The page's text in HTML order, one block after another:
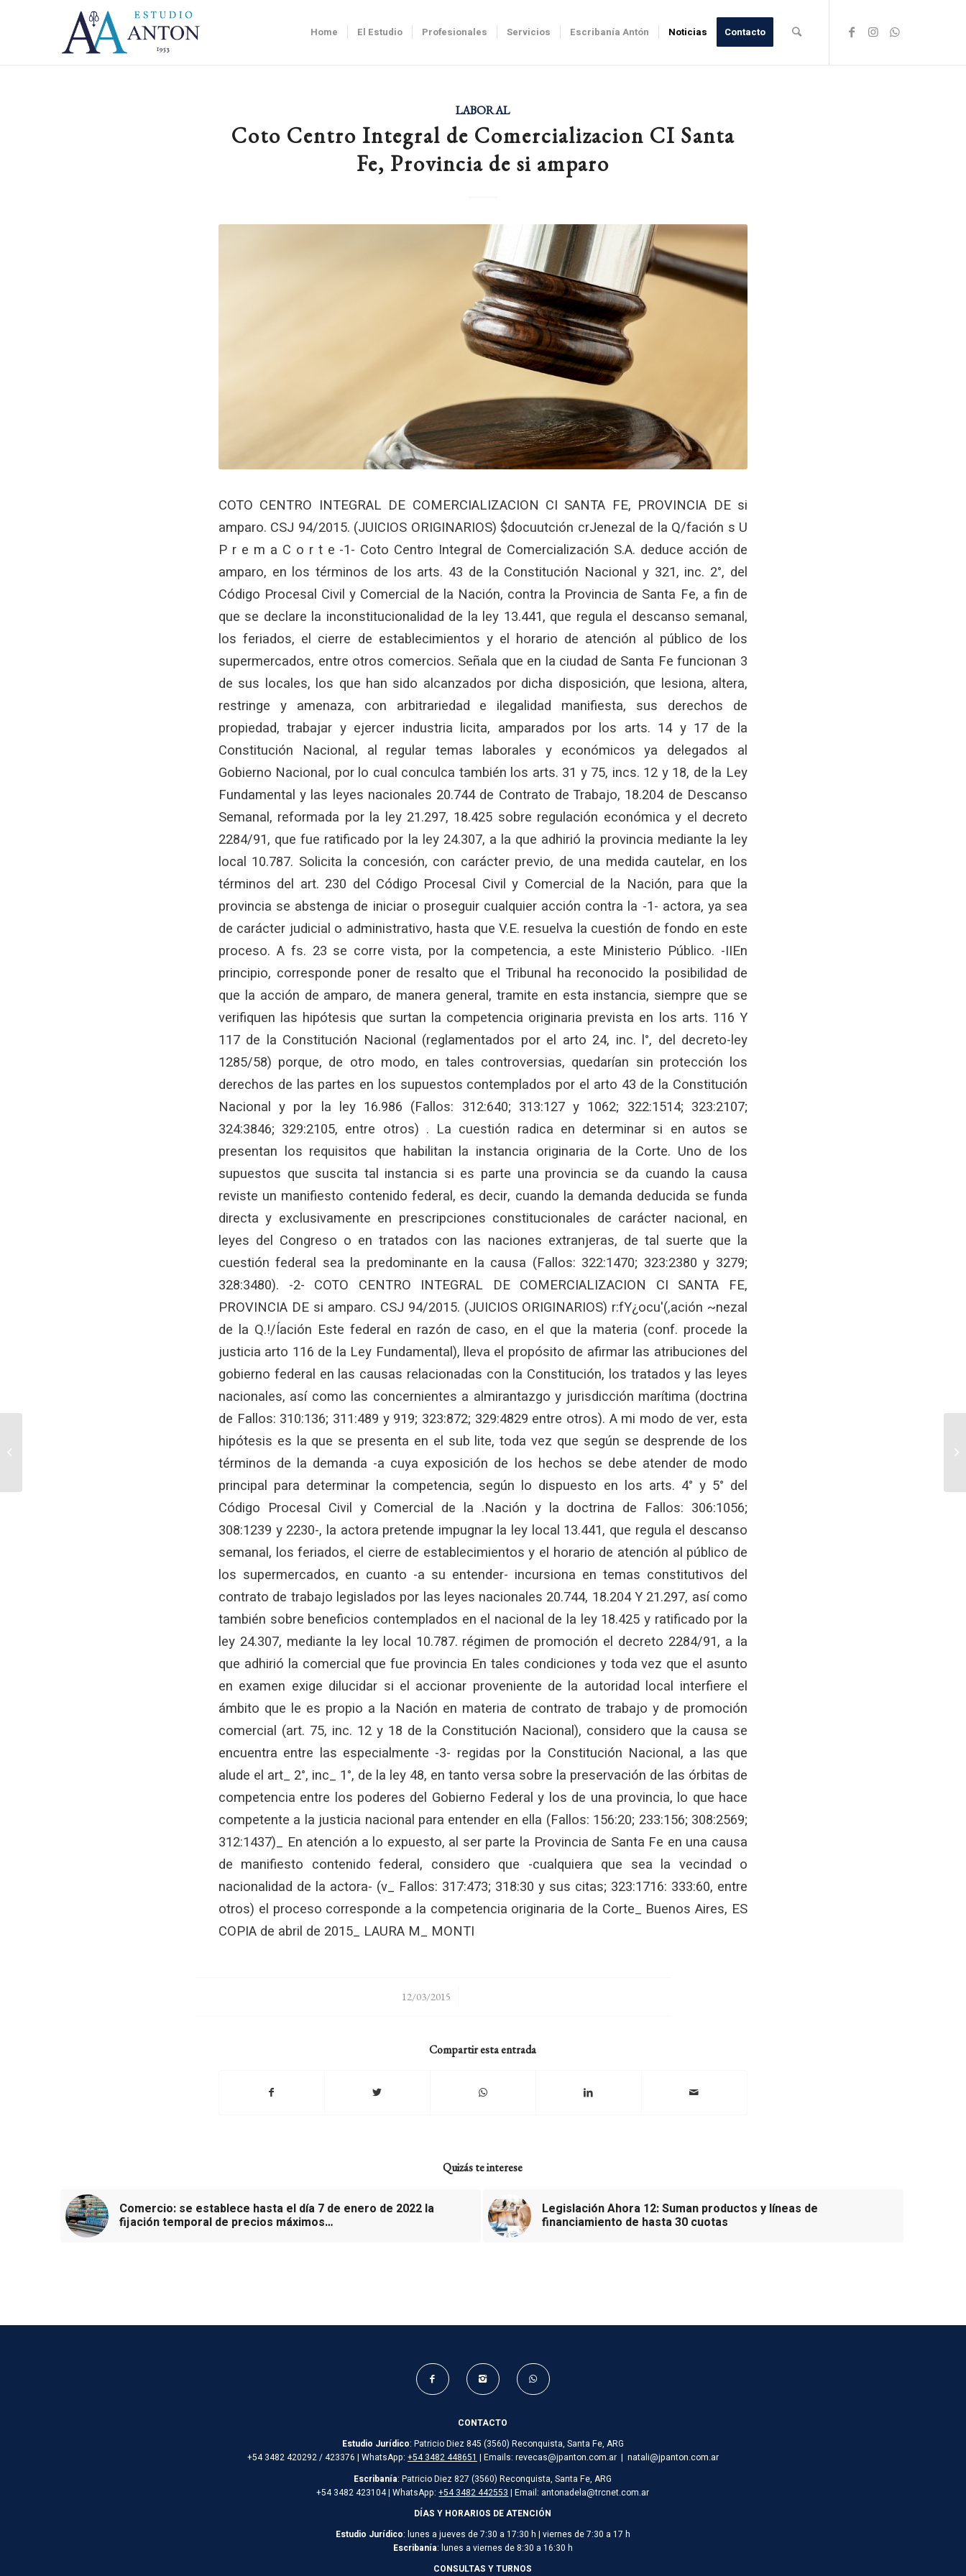
Home El Estudio Profesionales Servicios Escribanía Antón Noticias Contacto
LABORAL
Coto Centro Integral de Comercializacion CI Santa
Fe, Provincia de si amparo
COTO CENTRO INTEGRAL DE COMERCIALIZACION CI SANTA FE, PROVINCIA DE si
amparo. CSJ 94/2015. (JUICIOS ORIGINARIOS) $docuutción crJenezal de la Q/fación s U
P r e m a C o r t e -1- Coto Centro Integral de Comercialización S.A. deduce acción de
amparo, en los términos de los arts. 43 de la Constitución Nacional y 321, inc. 2°, del
Código Procesal Civil y Comercial de la Nación, contra la Provincia de Santa Fe, a fin de
que se declare la inconstitucionalidad de la ley 13.441, que regula el descanso semanal,
los feriados, el cierre de establecimientos y el horario de atención al público de los
supermercados, entre otros comercios. Señala que en la ciudad de Santa Fe funcionan 3
de sus locales, los que han sido alcanzados por dicha disposición, que lesiona, altera,
restringe y amenaza, con arbitrariedad e ilegalidad manifiesta, sus derechos de
propiedad, trabajar y ejercer industria licita, amparados por los arts. 14 y 17 de la
Constitución Nacional, al regular temas laborales y económicos ya delegados al
Gobierno Nacional, por lo cual conculca también los arts. 31 y 75, incs. 12 y 18, de la Ley
Fundamental y las leyes nacionales 20.744 de Contrato de Trabajo, 18.204 de Descanso
Semanal, reformada por la ley 21.297, 18.425 sobre regulación económica y el decreto
2284/91, que fue ratificado por la ley 24.307, a la que adhirió la provincia mediante la ley
local 10.787. Solicita la concesión, con carácter previo, de una medida cautelar, en los
términos del art. 230 del Código Procesal Civil y Comercial de la Nación, para que la
provincia se abstenga de iniciar o proseguir cualquier acción contra la -1- actora, ya sea
de carácter judicial o administrativo, hasta que V.E. resuelva la cuestión de fondo en este
proceso. A fs. 23 se corre vista, por la competencia, a este Ministerio Público. -IIEn
principio, corresponde poner de resalto que el Tribunal ha reconocido la posibilidad de
que la acción de amparo, de manera general, tramite en esta instancia, siempre que se
verifiquen las hipótesis que surtan la competencia originaria prevista en los arts. 116 Y
117 de la Constitución Nacional (reglamentados por el arto 24, inc. l°, del decreto-ley
1285/58) porque, de otro modo, en tales controversias, quedarían sin protección los
derechos de las partes en los supuestos contemplados por el arto 43 de la Constitución
Nacional y por la ley 16.986 (Fallos: 312:640; 313:127 y 1062; 322:1514; 323:2107;
324:3846; 329:2105, entre otros) . La cuestión radica en determinar si en autos se
presentan los requisitos que habilitan la instancia originaria de la Corte. Uno de los
supuestos que suscita tal instancia si es parte una provincia se da cuando la causa
reviste un manifiesto contenido federal, es decir, cuando la demanda deducida se funda
directa y exclusivamente en prescripciones constitucionales de carácter nacional, en
leyes del Congreso o en tratados con las naciones extranjeras, de tal suerte que la
cuestión federal sea la predominante en la causa (Fallos: 322:1470; 323:2380 y 3279;
328:3480). -2- COTO CENTRO INTEGRAL DE COMERCIALIZACION CI SANTA FE,
PROVINCIA DE si amparo. CSJ 94/2015. (JUICIOS ORIGINARIOS) r:fY¿ocu'(,ación ~nezal
de la Q.!/Íación Este federal en razón de caso, en el que la materia (conf. procede la
justicia arto 116 de la Ley Fundamental), lleva el propósito de afirmar las atribuciones del
gobierno federal en las causas relacionadas con la Constitución, los tratados y las leyes
nacionales, así como las concernientes a almirantazgo y jurisdicción marítima (doctrina
de Fallos: 310:136; 311:489 y 919; 323:872; 329:4829 entre otros). A mi modo de ver, esta
hipótesis es la que se presenta en el sub lite, toda vez que según se desprende de los
términos de la demanda -a cuya exposición de los hechos se debe atender de modo
principal para determinar la competencia, según lo dispuesto en los arts. 4° y 5° del
Código Procesal Civil y Comercial de la .Nación y la doctrina de Fallos: 306:1056;
308:1239 y 2230-, la actora pretende impugnar la ley local 13.441, que regula el descanso
semanal, los feriados, el cierre de establecimientos y el horario de atención al público de
los supermercados, en cuanto -a su entender- incursiona en temas constitutivos del
contrato de trabajo legislados por las leyes nacionales 20.744, 18.204 Y 21.297, así como
también sobre beneficios contemplados en el nacional de la ley 18.425 y ratificado por la
ley 24.307, mediante la ley local 10.787. régimen de promoción el decreto 2284/91, a la
que adhirió la comercial que fue provincia En tales condiciones y toda vez que el asunto
en examen exige dilucidar si el accionar proveniente de la autoridad local interfiere el
ámbito que le es propio a la Nación en materia de contrato de trabajo y de promoción
comercial (art. 75, inc. 12 y 18 de la Constitución Nacional), considero que la causa se
encuentra entre las especialmente -3- regidas por la Constitución Nacional, a las que
alude el art_ 2°, inc_ 1°, de la ley 48, en tanto versa sobre la preservación de las órbitas de
competencia entre los poderes del Gobierno Federal y los de una provincia, lo que hace
competente a la justicia nacional para entender en ella (Fallos: 156:20; 233:156; 308:2569;
312:1437)_ En atención a lo expuesto, al ser parte la Provincia de Santa Fe en una causa
de manifiesto contenido federal, considero que -cualquiera que sea la vecindad o
nacionalidad de la actora- (v_ Fallos: 317:473; 318:30 y sus citas; 323:1716: 333:60, entre
otros) el proceso corresponde a la competencia originaria de la Corte_ Buenos Aires, ES
COPIA de abril de 2015_ LAURA M_ MONTI
12/03/2015
/
Compartir esta entrada
Quizás te interese
Comercio: se establece hasta el día 7 de enero de 2022 la
fijación temporal de precios máximos…
Legislación Ahora 12: Suman productos y líneas de
financiamiento de hasta 30 cuotas
CONTACTO
Estudio Jurídico: Patricio Diez 845 (3560) Reconquista, Santa Fe, ARG
+54 3482 420292 / 423376 | WhatsApp: +54 3482 448651 | Emails: revecas@jpanton.com.ar | natali@jpanton.com.ar
Escribanía: Patricio Diez 827 (3560) Reconquista, Santa Fe, ARG
+54 3482 423104 | WhatsApp:+54 3482 442553 | Email: antonadela@trcnet.com.ar
DÍAS Y HORARIOS DE ATENCIÓN
Estudio Jurídico: lunes a jueves de 7:30 a 17:30 h | viernes de 7:30 a 17 h
Escribanía: lunes a viernes de 8:30 a 16:30 h
CONSULTAS Y TURNOS